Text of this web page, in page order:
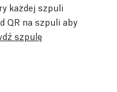
każdej szpuli
QR na szpuli aby
szpulę